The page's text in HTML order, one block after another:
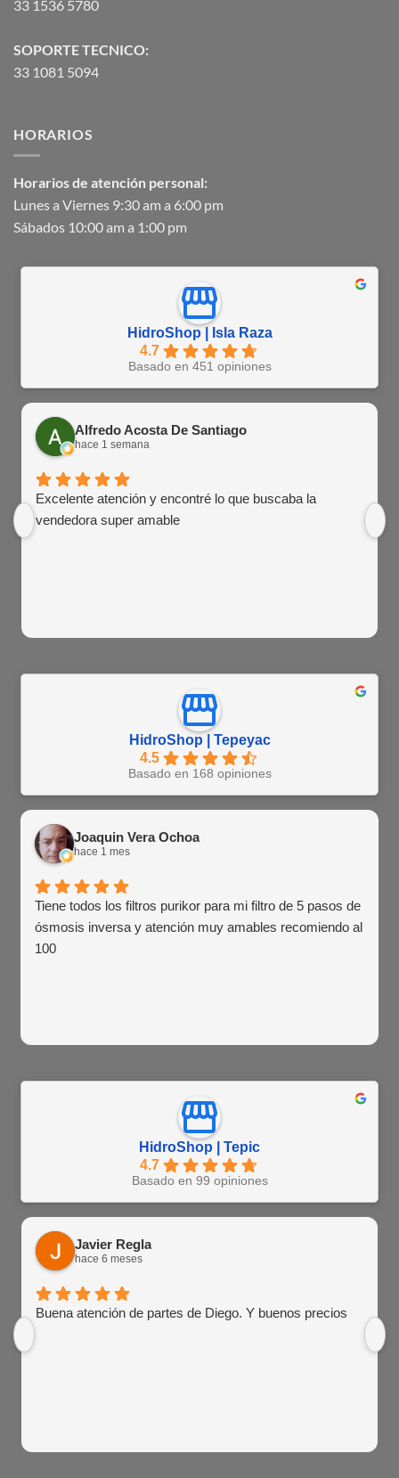
33 1536 5780
SOPORTE TECNICO:
33 1081 5094
HORARIOS
Horarios de atención personal:
Lunes a Viernes 9:30 am a 6:00 pm
Sábados 10:00 am a 1:00 pm
HidroShop | Isla Raza
4.7
Basado en 451 opiniones
Alfredo Acosta De Santiago
hace 1 semana
Excelente atención y encontré lo que buscaba la
vendedora super amable
HidroShop | Tepeyac
4.5
Basado en 168 opiniones
Joaquin Vera Ochoa
hace 1 mes
Tiene todos los filtros purikor para mi filtro de 5 pasos de
ósmosis inversa y atención muy amables recomiendo al
100
HidroShop | Tepic
4.7
Basado en 99 opiniones
Javier Regla
hace 6 meses
Buena atención de partes de Diego. Y buenos precios